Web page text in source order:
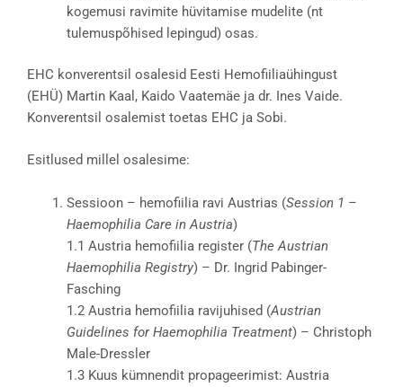
kogemusi ravimite hüvitamise mudelite (nt
tulemuspõhised lepingud) osas.
EHC konverentsil osalesid Eesti Hemofiiliaühingust
(EHÜ) Martin Kaal, Kaido Vaatemäe ja dr. Ines Vaide.
Konverentsil osalemist toetas EHC ja Sobi.
Esitlused millel osalesime:
Sessioon – hemofiilia ravi Austrias (Session 1 –
Haemophilia Care in Austria)
1.1 Austria hemofiilia register (The Austrian
Haemophilia Registry) – Dr. Ingrid Pabinger-
Fasching
1.2 Austria hemofiilia ravijuhised (Austrian
Guidelines for Haemophilia Treatment) – Christoph
Male-Dressler
1.3 Kuus kümnendit propageerimist: Austria